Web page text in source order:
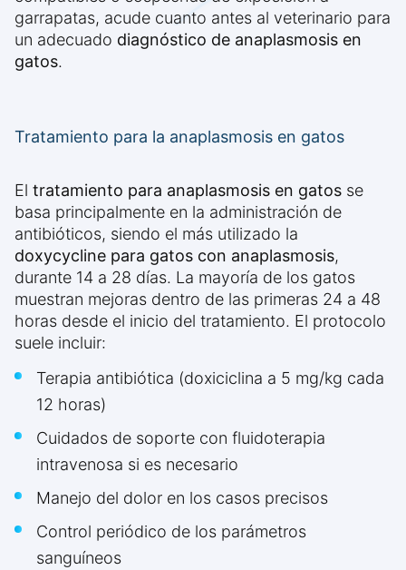
garrapatas, acude cuanto antes al veterinario para
un adecuado diagnóstico de anaplasmosis en
gatos.
Tratamiento para la anaplasmosis en gatos
El tratamiento para anaplasmosis en gatos se
basa principalmente en la administración de
antibióticos, siendo el más utilizado la
doxycycline para gatos con anaplasmosis,
durante 14 a 28 días. La mayoría de los gatos
muestran mejoras dentro de las primeras 24 a 48
horas desde el inicio del tratamiento. El protocolo
suele incluir:
Terapia antibiótica (doxiciclina a 5 mg/kg cada
12 horas)
Cuidados de soporte con fluidoterapia
intravenosa si es necesario
Manejo del dolor en los casos precisos
Control periódico de los parámetros
sanguíneos